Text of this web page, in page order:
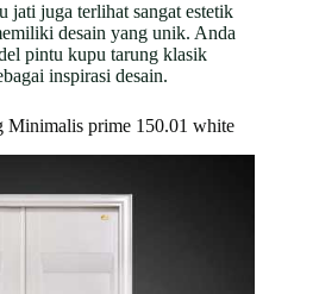
jati juga terlihat sangat estetik
desain yang unik. Anda
pintu kupu tarung klasik
inspirasi desain.
Minimalis prime 150.01 white